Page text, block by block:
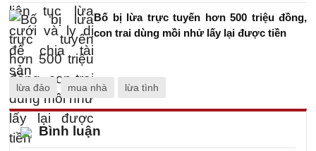
Bố bị lừa trực tuyến hơn 500 triệu đồng,
con trai dùng mồi nhử lấy lại được tiền
lừa đảo mua nhà lừa tình
Bình luận